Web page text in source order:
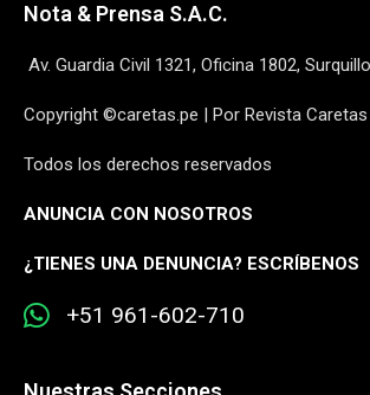
Nota & Prensa S.A.C.
Av. Guardia Civil 1321, Oficina 1802,
Copyright ©caretas.pe | Por Revista Caretas
Todos los derechos reservados
ANUNCIA CON NOSOTROS
¿TIENES UNA DENUNCIA? ESCRÍBENOS
+51 961-602-710